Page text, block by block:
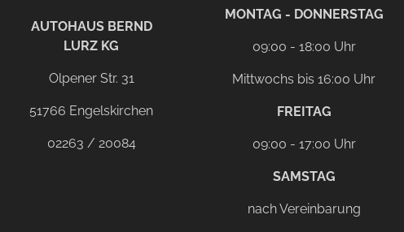
AUTOHAUS BERND
LURZ KG
Olpener Str. 31
51766 Engelskirchen
02263 / 20084
MONTAG - DONNERSTAG
09:00 - 18:00 Uhr
Mittwochs bis 16:00 Uhr
FREITAG
09:00 - 17:00 Uhr
SAMSTAG
nach Vereinbarung